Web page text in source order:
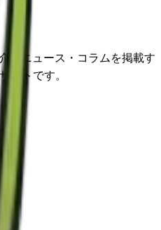
護ニュース・コラムを掲載す
イトです。